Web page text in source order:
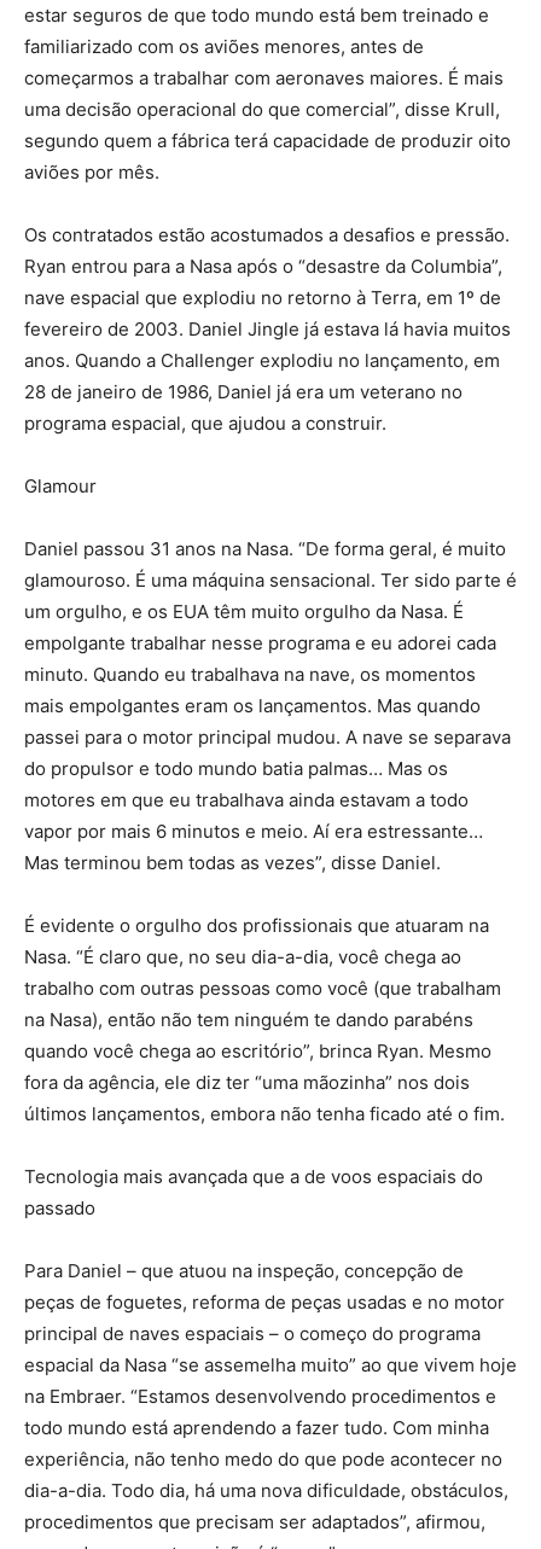
estar seguros de que todo mundo está bem treinado e
familiarizado com os aviões menores, antes de
começarmos a trabalhar com aeronaves maiores. É mais
uma decisão operacional do que comercial”, disse Krull,
segundo quem a fábrica terá capacidade de produzir oito
aviões por mês.
Os contratados estão acostumados a desafios e pressão.
Ryan entrou para a Nasa após o “desastre da Columbia”,
nave espacial que explodiu no retorno à Terra, em 1º de
fevereiro de 2003. Daniel Jingle já estava lá havia muitos
anos. Quando a Challenger explodiu no lançamento, em
28 de janeiro de 1986, Daniel já era um veterano no
programa espacial, que ajudou a construir.
Glamour
Daniel passou 31 anos na Nasa. “De forma geral, é muito
glamouroso. É uma máquina sensacional. Ter sido parte é
um orgulho, e os EUA têm muito orgulho da Nasa. É
empolgante trabalhar nesse programa e eu adorei cada
minuto. Quando eu trabalhava na nave, os momentos
mais empolgantes eram os lançamentos. Mas quando
passei para o motor principal mudou. A nave se separava
do propulsor e todo mundo batia palmas… Mas os
motores em que eu trabalhava ainda estavam a todo
vapor por mais 6 minutos e meio. Aí era estressante…
Mas terminou bem todas as vezes”, disse Daniel.
É evidente o orgulho dos profissionais que atuaram na
Nasa. “É claro que, no seu dia-a-dia, você chega ao
trabalho com outras pessoas como você (que trabalham
na Nasa), então não tem ninguém te dando parabéns
quando você chega ao escritório”, brinca Ryan. Mesmo
fora da agência, ele diz ter “uma mãozinha” nos dois
últimos lançamentos, embora não tenha ficado até o fim.
Tecnologia mais avançada que a de voos espaciais do
passado
Para Daniel – que atuou na inspeção, concepção de
peças de foguetes, reforma de peças usadas e no motor
principal de naves espaciais – o começo do programa
espacial da Nasa “se assemelha muito” ao que vivem hoje
na Embraer. “Estamos desenvolvendo procedimentos e
todo mundo está aprendendo a fazer tudo. Com minha
experiência, não tenho medo do que pode acontecer no
dia-a-dia. Todo dia, há uma nova dificuldade, obstáculos,
procedimentos que precisam ser adaptados”, afirmou,